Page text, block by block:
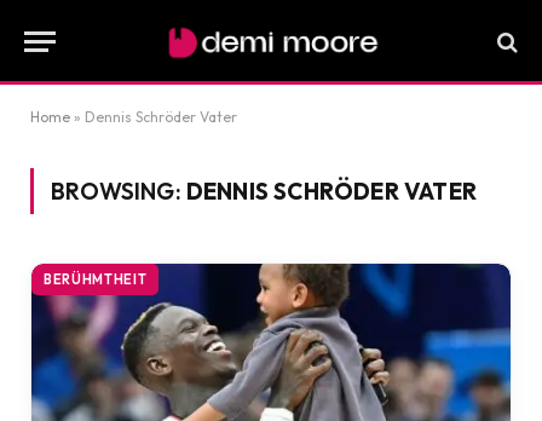
Home » Dennis Schröder Vater
BROWSING: DENNIS SCHRÖDER VATER
BERÜHMTHEIT